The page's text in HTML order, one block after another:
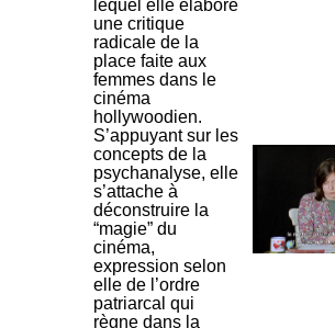
lequel elle élabore
une critique
radicale de la
place faite aux
femmes dans le
cinéma
hollywoodien.
S’appuyant sur les
concepts de la
psychanalyse, elle
s’attache à
déconstruire la
“magie” du
cinéma,
expression selon
elle de l’ordre
patriarcal qui
règne dans la